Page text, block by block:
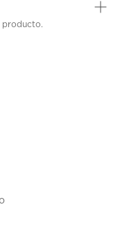
producto.